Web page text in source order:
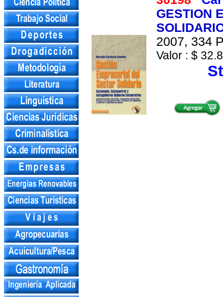
GESTION
2007, 334
Valor : $